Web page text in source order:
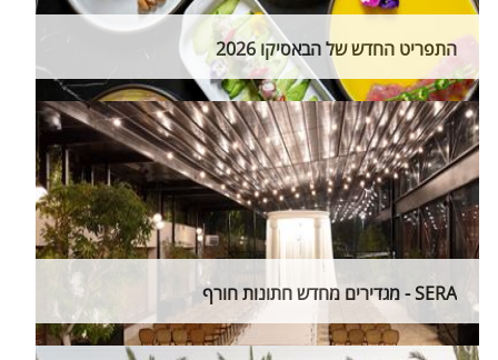
התפריט החדש של הבאסיקו 2026
SERA - מגדירים מחדש חתונות חורף